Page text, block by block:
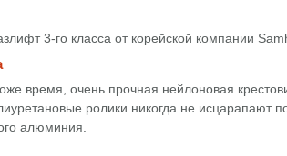
3-го класса от корейской компании
время, очень прочная нейлоновая
ролики никогда не исцарапают
алюминия.